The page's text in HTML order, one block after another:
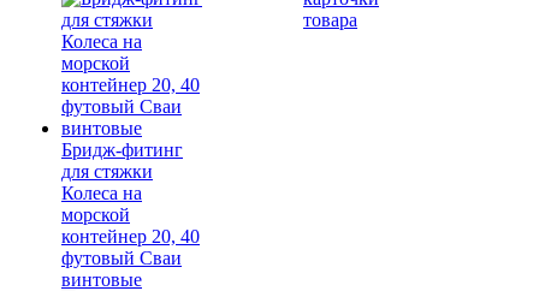
Бридж-фитинг
для стяжки
Колеса на
морской
контейнер 20, 40
футовый Сваи
винтовые
товара